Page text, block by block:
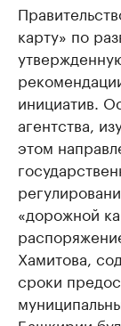
карту» по
инициатив.
агентства,
этом
«дорожной
Хамитова,
сроки